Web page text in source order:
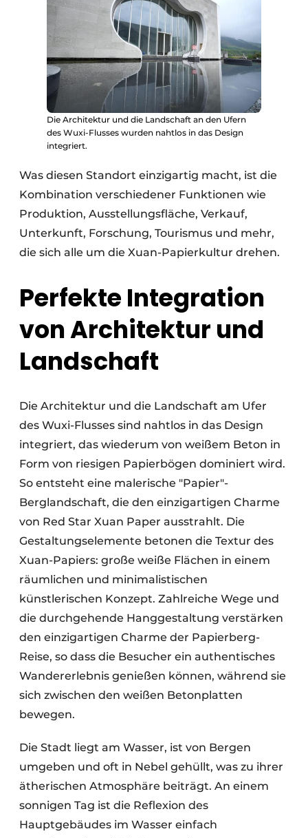
Die Architektur und die Landschaft an den Ufern
des Wuxi-Flusses wurden nahtlos in das Design
integriert.
Was diesen Standort einzigartig macht, ist die
Kombination verschiedener Funktionen wie
Produktion, Ausstellungsfläche, Verkauf,
Unterkunft, Forschung, Tourismus und mehr,
die sich alle um die Xuan-Papierkultur drehen.
Perfekte Integration
von Architektur und
Landschaft
Die Architektur und die Landschaft am Ufer
des Wuxi-Flusses sind nahtlos in das Design
integriert, das wiederum von weißem Beton in
Form von riesigen Papierbögen dominiert wird.
So entsteht eine malerische "Papier"-
Berglandschaft, die den einzigartigen Charme
von Red Star Xuan Paper ausstrahlt. Die
Gestaltungselemente betonen die Textur des
Xuan-Papiers: große weiße Flächen in einem
räumlichen und minimalistischen
künstlerischen Konzept. Zahlreiche Wege und
die durchgehende Hanggestaltung verstärken
den einzigartigen Charme der Papierberg-
Reise, so dass die Besucher ein authentisches
Wandererlebnis genießen können, während sie
sich zwischen den weißen Betonplatten
bewegen.
Die Stadt liegt am Wasser, ist von Bergen
umgeben und oft in Nebel gehüllt, was zu ihrer
ätherischen Atmosphäre beiträgt. An einem
sonnigen Tag ist die Reflexion des
Hauptgebäudes im Wasser einfach